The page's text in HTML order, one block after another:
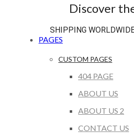
Discover
SHIPPING
PAGES
CUSTOM PAGES
404 PAGE
ABOUT US
ABOUT US 2
CONTACT US